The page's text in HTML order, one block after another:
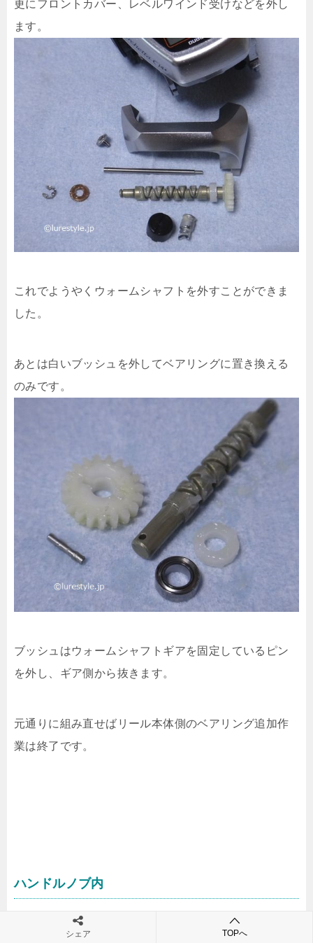
更にフロントカバー、レベルワインド受けなどを外し
ます。
これでようやくウォームシャフトを外すことができま
した。
あとは白いブッシュを外してベアリングに置き換える
のみです。
ブッシュはウォームシャフトギアを固定しているピン
を外し、ギア側から抜きます。
元通りに組み直せばリール本体側のベアリング追加作
業は終了です。
ハンドルノブ内
最後にハンドルノブのベアリング。
シェア TOPへ